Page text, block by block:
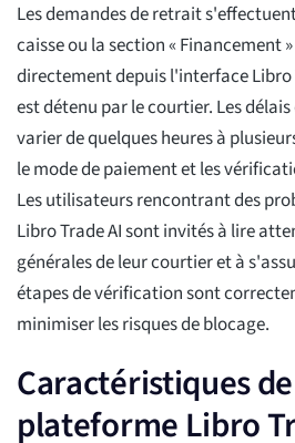
Les demandes de retrait
caisse ou la section « Financement
directement depuis l'interface Libro
est détenu par le courtier. Les
varier de quelques heures à
le mode de paiement et les
Les utilisateurs rencontrant des
Libro Trade AI sont invités à lire
générales de leur courtier et à
étapes de vérification sont
minimiser les risques de blocage.
Caractéristiques
plateforme Libro